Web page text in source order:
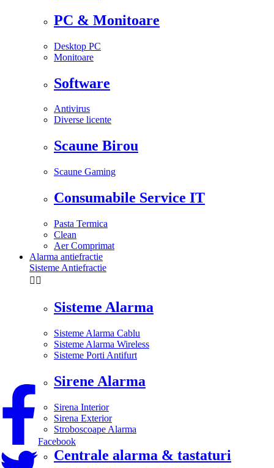
PC & Monitoare
Desktop PC
Monitoare
Software
Antivirus
Diverse licente
Scaune Birou
Scaune Gaming
Consumabile Service IT
Pasta Termica
Clean
Aer Comprimat
Alarma antiefractie
Sisteme Antiefractie
 
Sisteme Alarma
Sisteme Alarma Cablu
Sisteme Alarma Wireless
Sisteme Porti Antifurt
Sirene Alarma
Sirena Interior
Sirena Exterior
Stroboscoape Alarma
Centrale alarma & tastaturi
Facebook